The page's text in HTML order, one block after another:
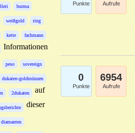
burma
weißgold ring
kette fachmann
peso sovereign
dukaten-goldmünzen
2dukaten
diamanten
Informationen
auf
dieser
Punkte Aufrufe
0
Punkte
6954
Aufrufe